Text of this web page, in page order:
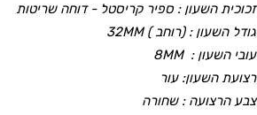
זכוכית השעון : ספיר קריסטל - דוחה שריטות
גודל השעון : (רוחב ) 32MM
עובי השעון : 8MM
רצועת השעון: עור
צבע הרצועה : שחורה